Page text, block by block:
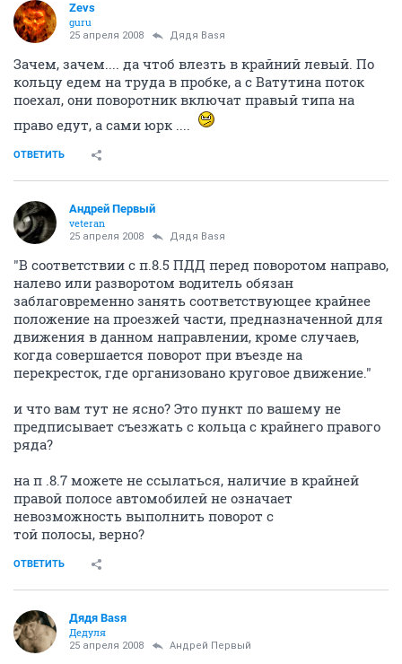
Zevs
guru
25 апреля 2008 Дядя Ваsя
Зачем, зачем.... да чтоб влезть в крайний левый. По
кольцу едем на труда в пробке, а с Ватутина поток
поехал, они поворотник включат правый типа на
право едут, а сами юрк ....
ОТВЕТИТЬ
Андрей Первый
veteran
25 апреля 2008 Дядя Ваsя
"В соответствии с п.8.5 ПДД перед поворотом направо,
налево или разворотом водитель обязан
заблаговременно занять соответствующее крайнее
положение на проезжей части, предназначенной для
движения в данном направлении, кроме случаев,
когда совершается поворот при въезде на
перекресток, где организовано круговое движение."
и что вам тут не ясно? Это пункт по вашему не
предписывает съезжать с кольца с крайнего правого
ряда?
на п .8.7 можете не ссылаться, наличие в крайней
правой полосе автомобилей не означает
невозможность выполнить поворот с
той полосы, верно?
ОТВЕТИТЬ
Дядя Ваsя
Дедуля
25 апреля 2008 Андрей Первый